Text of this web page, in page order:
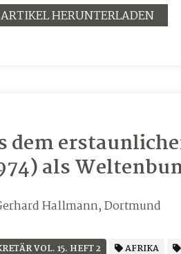
ARTIKEL HERUNTERLADEN
dem
als
Hallmann, Dortmund
VOL. 15. HEFT 2 AFRIKA